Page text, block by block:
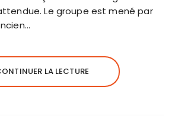
Le groupe est mené par
LA LECTURE